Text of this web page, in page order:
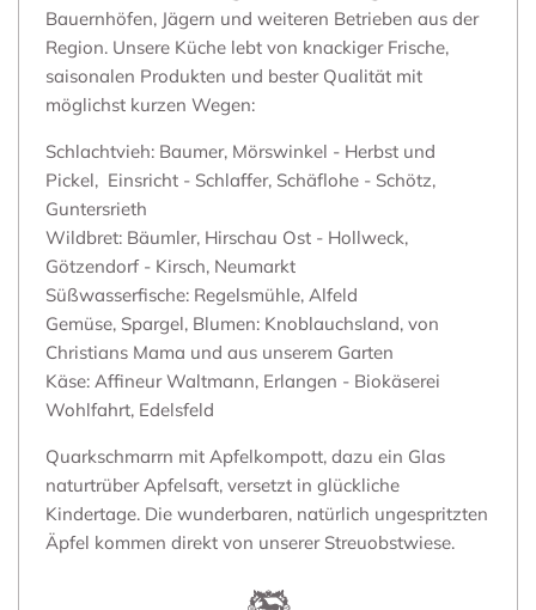
Bauernhöfen, Jägern und weiteren Betrieben aus der
Region. Unsere Küche lebt von knackiger Frische,
saisonalen Produkten und bester Qualität mit
möglichst kurzen Wegen:
Schlachtvieh: Baumer, Mörswinkel - Herbst und
Pickel, Einsricht - Schlaffer, Schäflohe - Schötz,
Guntersrieth
Wildbret: Bäumler, Hirschau Ost - Hollweck,
Götzendorf - Kirsch, Neumarkt
Süßwasserfische: Regelsmühle, Alfeld
Gemüse, Spargel, Blumen: Knoblauchsland, von
Christians Mama und aus unserem Garten
Käse: Affineur Waltmann, Erlangen - Biokäserei
Wohlfahrt, Edelsfeld
Quarkschmarrn mit Apfelkompott, dazu ein Glas
naturtrüber Apfelsaft, versetzt in glückliche
Kindertage. Die wunderbaren, natürlich ungespritzten
Äpfel kommen direkt von unserer Streuobstwiese.